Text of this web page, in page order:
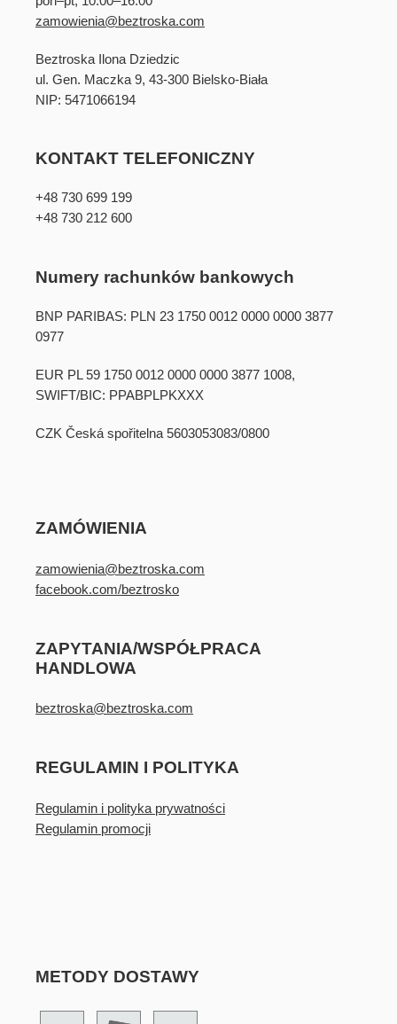
zamowienia@beztroska.com
Beztroska Ilona Dziedzic
ul. Gen. Maczka 9, 43-300 Bielsko-Biała
NIP: 5471066194
KONTAKT TELEFONICZNY
+48 730 699 199
+48 730 212 600
Numery rachunków bankowych
BNP PARIBAS: PLN 23 1750 0012 0000 0000 3877
0977
EUR PL 59 1750 0012 0000 0000 3877 1008,
SWIFT/BIC: PPABPLPKXXX
CZK Česká spořitelna 5603053083/0800
ZAMÓWIENIA
zamowienia@beztroska.com
facebook.com/beztrosko
ZAPYTANIA/WSPÓŁPRACA
HANDLOWA
beztroska@beztroska.com
REGULAMIN I POLITYKA
Regulamin i polityka prywatności
Regulamin promocji
METODY DOSTAWY